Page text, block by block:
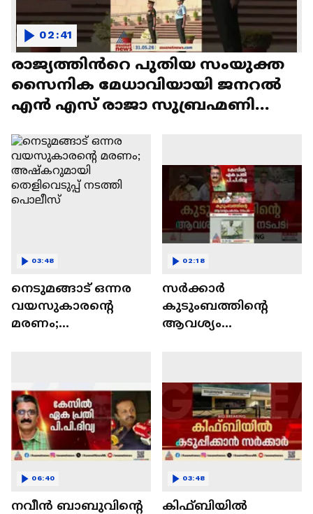
രാജ്യത്തിൻറെ പുതിയ സംയുക്ത
സൈനിക മേധാവിയായി ജനറല്‍
എന്‍ എസ് രാജാ സുബ്രഹ്മണി
02:41
നെടുമങ്ങാട് ഒന്നര
വയസുകാരന്റെ
മരണം;
03:48
സർക്കാർ
കുടുംബത്തിന്റെ
ആവശ്യം
അന്വേഷിക്കാൻ
സിബിഐ?
02:18
നവീൻ ബാബുവിന്റെ
06:40
കിഫ്ബിയിൽ
03:48